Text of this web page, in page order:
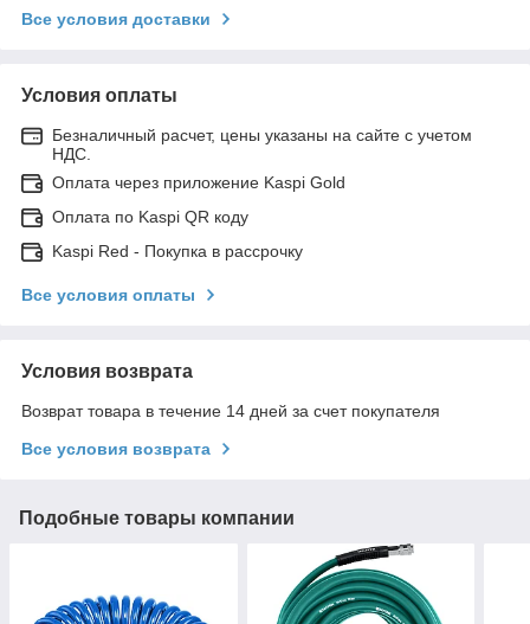
Все условия доставки
Условия оплаты
Безналичный расчет, цены указаны на сайте с учетом
НДС.
Оплата через приложение Kaspi Gold
Оплата по Kaspi QR коду
Kaspi Red - Покупка в рассрочку
Все условия оплаты
Условия возврата
Возврат товара в течение 14 дней за счет покупателя
Все условия возврата
Подобные товары компании